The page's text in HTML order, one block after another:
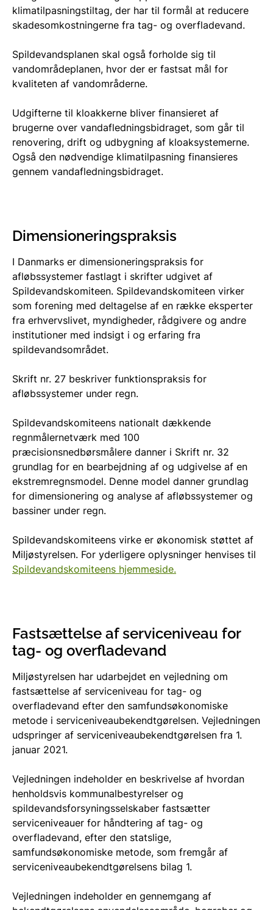
klimatilpasningstiltag, der har til formål at reducere
skadesomkostningerne fra tag- og overfladevand.
Spildevandsplanen skal også forholde sig til
vandområdeplanen, hvor der er fastsat mål for
kvaliteten af vandområderne.
Udgifterne til kloakkerne bliver finansieret af
brugerne over vandafledningsbidraget, som går til
renovering, drift og udbygning af kloaksystemerne.
Også den nødvendige klimatilpasning finansieres
gennem vandafledningsbidraget.
Dimensioneringspraksis
I Danmarks er dimensioneringspraksis for
afløbssystemer fastlagt i skrifter udgivet af
Spildevandskomiteen. Spildevandskomiteen virker
som forening med deltagelse af en række eksperter
fra erhvervslivet, myndigheder, rådgivere og andre
institutioner med indsigt i og erfaring fra
spildevandsområdet.
Skrift nr. 27 beskriver funktionspraksis for
afløbssystemer under regn.
Spildevandskomiteens nationalt dækkende
regnmålernetværk med 100
præcisionsnedbørsmålere danner i Skrift nr. 32
grundlag for en bearbejdning af og udgivelse af en
ekstremregnsmodel. Denne model danner grundlag
for dimensionering og analyse af afløbssystemer og
bassiner under regn.
Spildevandskomiteens virke er økonomisk støttet af
Miljøstyrelsen. For yderligere oplysninger henvises til
Spildevandskomiteens hjemmeside.
Fastsættelse af serviceniveau for
tag- og overfladevand
Miljøstyrelsen har udarbejdet en vejledning om
fastsættelse af serviceniveau for tag- og
overfladevand efter den samfundsøkonomiske
metode i serviceniveaubekendtgørelsen. Vejledningen
udspringer af serviceniveaubekendtgørelsen fra 1.
januar 2021.
Vejledningen indeholder en beskrivelse af hvordan
henholdsvis kommunalbestyrelser og
spildevandsforsyningsselskaber fastsætter
serviceniveauer for håndtering af tag- og
overfladevand, efter den statslige,
samfundsøkonomiske metode, som fremgår af
serviceniveaubekendtgørelsens bilag 1.
Vejledningen indeholder en gennemgang af